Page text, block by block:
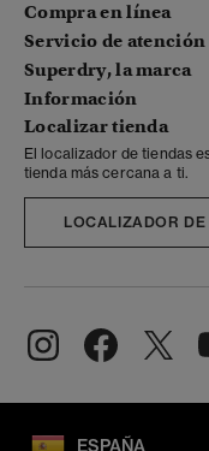
Compra en línea
Servicio de
Superdry, la marca
Información
Localizar tienda
El localizador de tiendas
tienda más cercana a ti.
LOCALIZADOR
ESPAÑA